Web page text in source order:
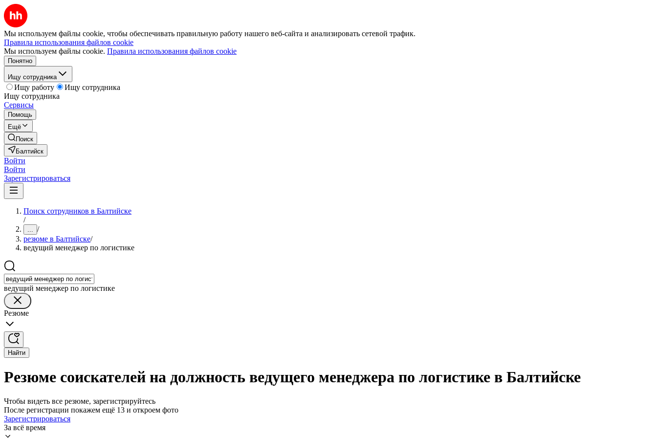
Мы используем файлы cookie, чтобы обеспечивать правильную работу нашего веб-сайта и анализировать сетевой трафик.
Правила использования файлов cookie
Мы используем файлы cookie. Правила использования файлов cookie
Понятно
Ищу сотрудника
Ищу работу
Ищу сотрудника
Ищу сотрудника
Сервисы
Помощь
Ещё
Поиск
Балтийск
Войти
Войти
Зарегистрироваться
Поиск сотрудников в Балтийске
/
... /
резюме в Балтийске/
ведущий менеджер по логистике
ведущий менеджер по логистике
Резюме
Найти
Резюме соискателей на должность ведущего менеджера по логистике в Балтийске
Чтобы видеть все резюме, зарегистрируйтесь
После регистрации покажем ещё 13 и откроем фото
Зарегистрироваться
За всё время